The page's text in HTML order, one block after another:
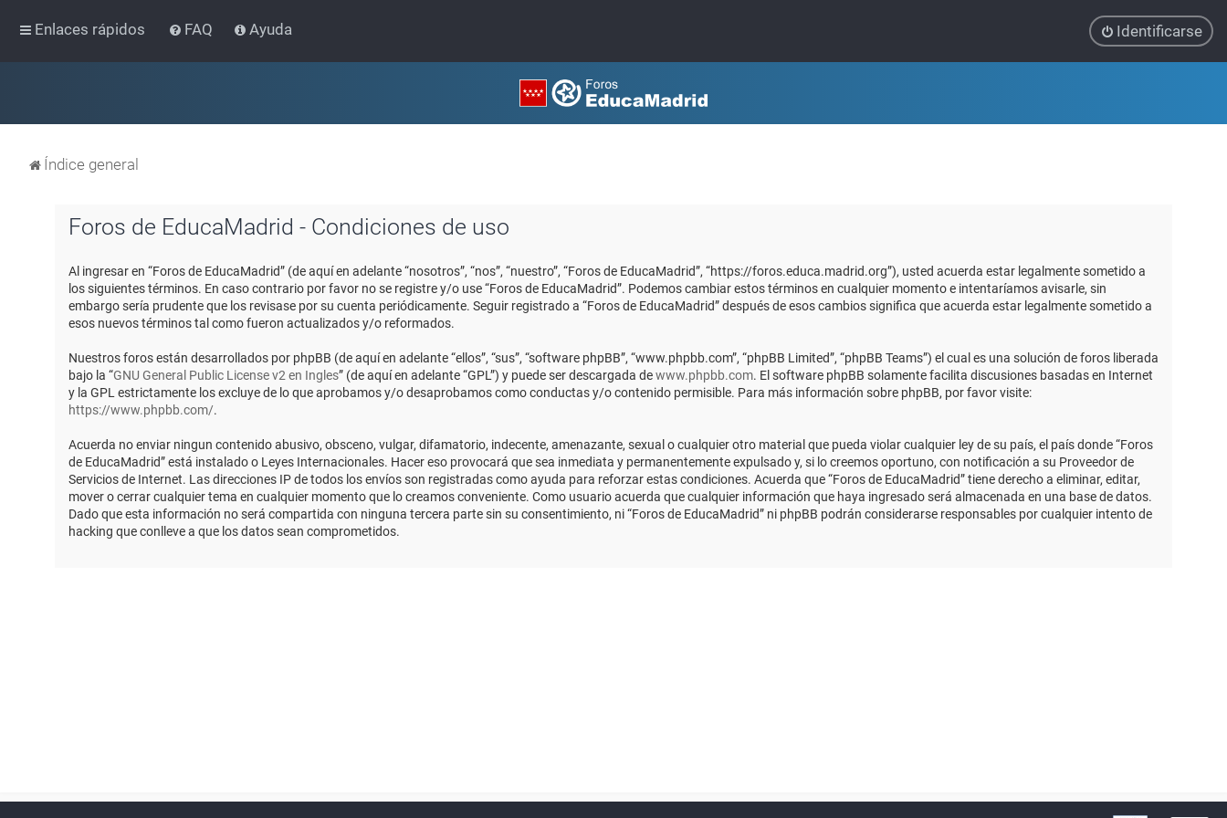
Enlaces rápidos FAQ Ayuda Identificarse
Índice general
Foros de EducaMadrid - Condiciones de uso
Al ingresar en “Foros de EducaMadrid” (de aquí en adelante “nosotros”, “nos”, “nuestro”, “Foros de EducaMadrid”, “https://foros.educa.madrid.org”), usted acuerda estar legalmente sometido a
los siguientes términos. En caso contrario por favor no se registre y/o use “Foros de EducaMadrid”. Podemos cambiar estos términos en cualquier momento e intentaríamos avisarle, sin
embargo sería prudente que los revisase por su cuenta periódicamente. Seguir registrado a “Foros de EducaMadrid” después de esos cambios significa que acuerda estar legalmente sometido a
esos nuevos términos tal como fueron actualizados y/o reformados.
Nuestros foros están desarrollados por phpBB (de aquí en adelante “ellos”, “sus”, “software phpBB”, “www.phpbb.com”, “phpBB Limited”, “phpBB Teams”) el cual es una solución de foros liberada
bajo la “GNU General Public License v2 en Ingles” (de aquí en adelante “GPL”) y puede ser descargada dewww.phpbb.com. El software phpBB solamente facilita discusiones basadas en Internet
y la GPL estrictamente los excluye de lo que aprobamos y/o desaprobamos como conductas y/o contenido permisible. Para más información sobre phpBB, por favor visite:
https://www.phpbb.com/.
Acuerda no enviar ningun contenido abusivo, obsceno, vulgar, difamatorio, indecente, amenazante, sexual o cualquier otro material que pueda violar cualquier ley de su país, el país donde “Foros
de EducaMadrid” está instalado o Leyes Internacionales. Hacer eso provocará que sea inmediata y permanentemente expulsado y, si lo creemos oportuno, con notificación a su Proveedor de
Servicios de Internet. Las direcciones IP de todos los envíos son registradas como ayuda para reforzar estas condiciones. Acuerda que “Foros de EducaMadrid” tiene derecho a eliminar, editar,
mover o cerrar cualquier tema en cualquier momento que lo creamos conveniente. Como usuario acuerda que cualquier información que haya ingresado será almacenada en una base de datos.
Dado que esta información no será compartida con ninguna tercera parte sin su consentimiento, ni “Foros de EducaMadrid” ni phpBB podrán considerarse responsables por cualquier intento de
hacking que conlleve a que los datos sean comprometidos.